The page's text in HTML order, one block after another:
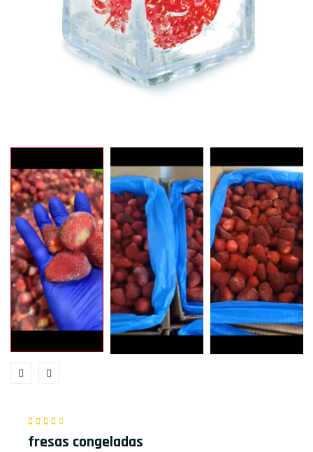
fresas congeladas